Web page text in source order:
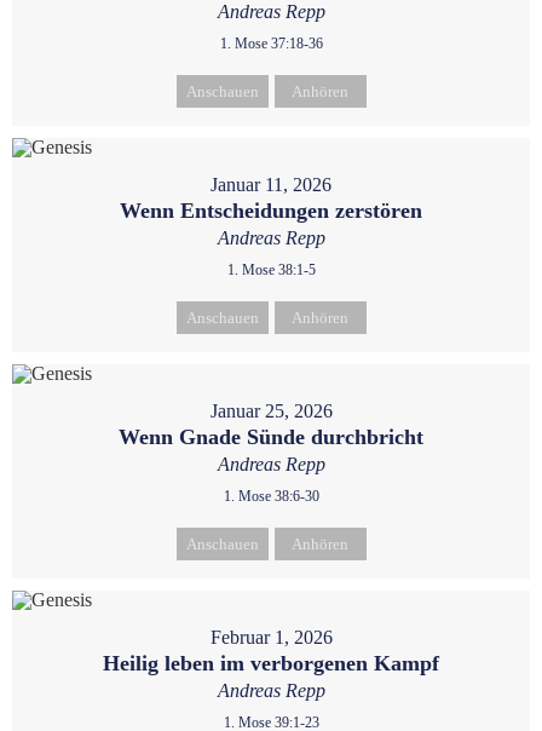
Andreas Repp
1. Mose 37:18-36
Anschauen Anhören
Januar 11, 2026
Wenn Entscheidungen zerstören
Andreas Repp
1. Mose 38:1-5
Anschauen Anhören
Januar 25, 2026
Wenn Gnade Sünde durchbricht
Andreas Repp
1. Mose 38:6-30
Anschauen Anhören
Februar 1, 2026
Heilig leben im verborgenen Kampf
Andreas Repp
1. Mose 39:1-23